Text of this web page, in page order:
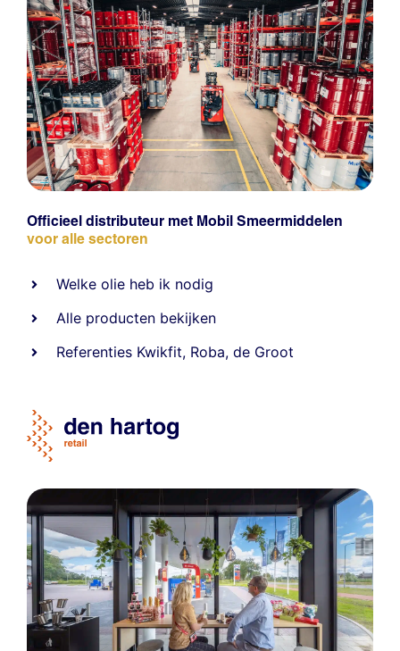
Officieel distributeur met Mobil Smeermiddelen
voor alle sectoren
Welke olie heb ik nodig
Alle producten bekijken
Referenties Kwikfit, Roba,de Groot